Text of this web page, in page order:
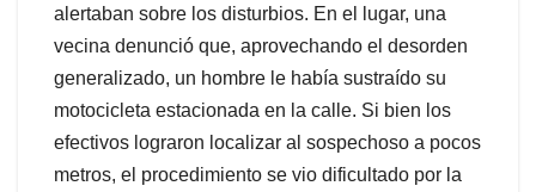
alertaban sobre los disturbios. En el lugar, una
vecina denunció que, aprovechando el desorden
generalizado, un hombre le había sustraído su
motocicleta estacionada en la calle. Si bien los
efectivos lograron localizar al sospechoso a pocos
metros, el procedimiento se vio dificultado por la